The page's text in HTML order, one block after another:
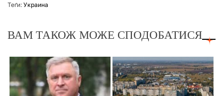
Теґи: Украина
ВАМ ТАКОЖ МОЖЕ СПОДОБАТИСЯ